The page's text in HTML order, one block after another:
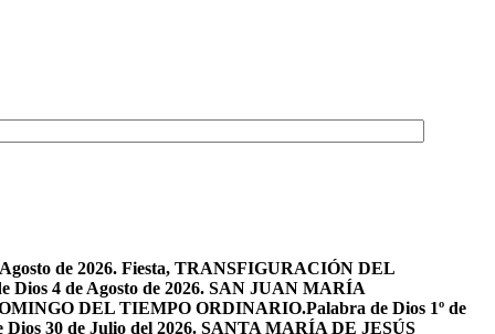
de 2026. Fiesta, TRANSFIGURACIÓN DEL
Dios 4 de Agosto de 2026. SAN JUAN MARÍA
DEL TIEMPO ORDINARIO.Palabra de Dios 1º de
Dios 30 de Julio del 2026. SANTA MARÍA DE JESÚS